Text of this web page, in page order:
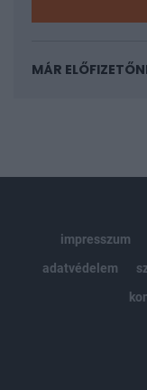
MÁR
impresszum
adatvédelem